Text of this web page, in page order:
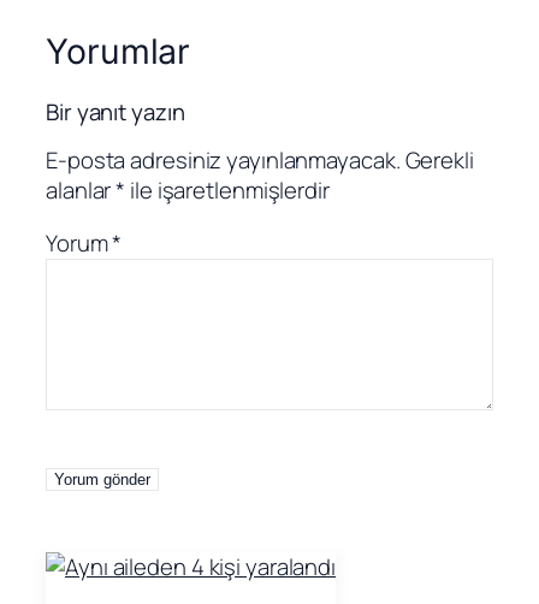
Yorumlar
Bir yanıt yazın
E-posta adresiniz yayınlanmayacak.Gerekli
alanlar* ile işaretlenmişlerdir
Yorum*